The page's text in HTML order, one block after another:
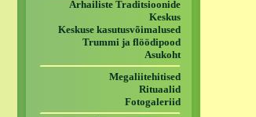
Arhailiste Traditsioonide
Keskus
Keskuse kasutusvõimalused
Trummi ja flöödipood
Asukoht
Megaliitehitised
Rituaalid
Fotogaleriid